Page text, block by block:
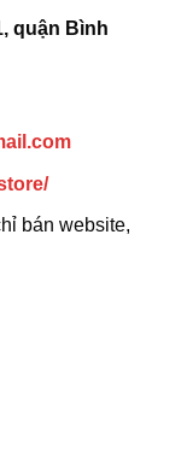
quận Bình
bán website,